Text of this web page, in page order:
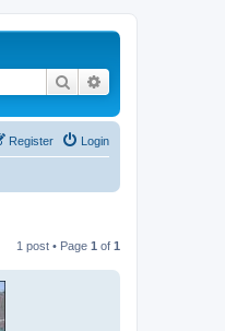
Search
Login
Register
1 post • Page 1 of 1